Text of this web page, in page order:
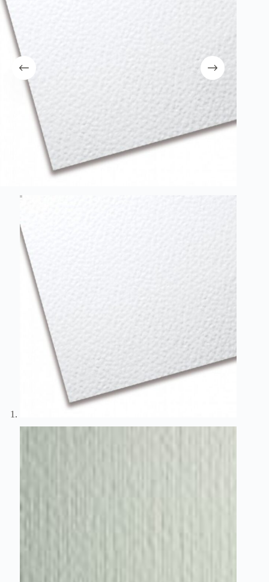
λειτουργία του site. Διαβάστε περισσότερα στο
Register
Username or Email Address
Get New Password
← Back to login